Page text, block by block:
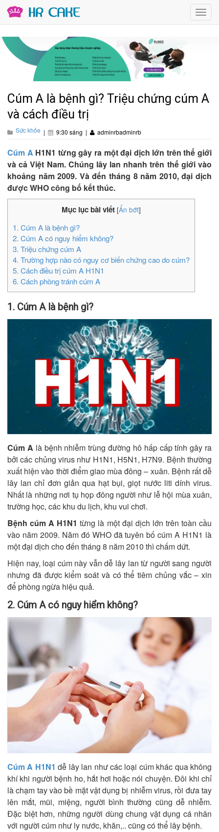
Cúm A là bệnh gì? Triệu chứng cúm A
và cách điều trị
Sức khỏe | 9:30 sáng | adminrbadminrb
Cúm A H1N1 từng gây ra một đại dịch lớn trên thế giới
và cả Việt Nam. Chúng lây lan nhanh trên thế giới vào
khoảng năm 2009. Và đến tháng 8 năm 2010, đại dịch
được WHO công bố kết thúc.
Mục lục bài viết [Ẩn bớt]
1. Cúm A là bệnh gì?
2. Cúm A có nguy hiểm không?
3. Triệu chứng cúm A
4. Trường hợp nào có nguy cơ biến chứng cao do cúm?
5. Cách điều trị cúm A H1N1
6. Cách phòng tránh cúm A
1. Cúm A là bệnh gì?
Cúm A là bệnh nhiễm trùng đường hô hấp cấp tính gây ra
bởi các chủng virus như H1N1, H5N1, H7N9. Bệnh thường
xuất hiện vào thời điểm giao mùa đông – xuân. Bệnh rất dễ
lây lan chỉ đơn giản qua hạt bụi, giọt nước liti dính virus.
Nhất là những nơi tụ họp đông người như lễ hội mùa xuân,
trường học, các khu du lịch, khu vui chơi.
Bệnh cúm A H1N1 từng là một đại dịch lớn trên toàn cầu
vào năm 2009. Năm đó WHO đã tuyên bố cúm A H1N1 là
một đại dịch cho đến tháng 8 năm 2010 thì chấm dứt.
Hiện nay, loại cúm này vẫn dễ lây lan từ người sang người
nhưng đã được kiểm soát và có thể tiêm chủng vắc – xin
để phòng ngừa hiệu quả.
2. Cúm A có nguy hiểm không?
Cúm A H1N1 dễ lây lan như các loại cúm khác qua không
khí khi người bệnh ho, hắt hơi hoặc nói chuyện. Đôi khi chỉ
là chạm tay vào bề mặt vật dụng bị nhiễm virus, rồi đưa tay
lên mắt, mũi, miệng, người bình thường cũng dễ nhiễm.
Đặc biệt hơn, những người dùng chung vật dụng cá nhân
với người cúm như ly nước, khăn,.. cũng có thể lây bệnh.